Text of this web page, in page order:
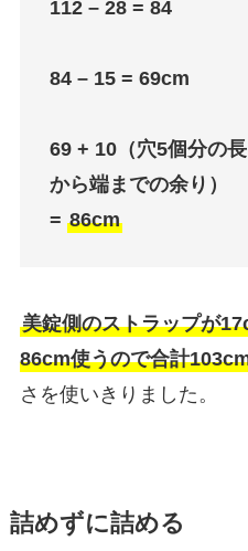
112 – 28 = 84
84 – 15 = 69cm
69 + 10（穴5個分の
から端までの余り）
= 86cm
美錠側のストラップが
86cm使うので合計
さを使いきりました。
詰めずに詰める